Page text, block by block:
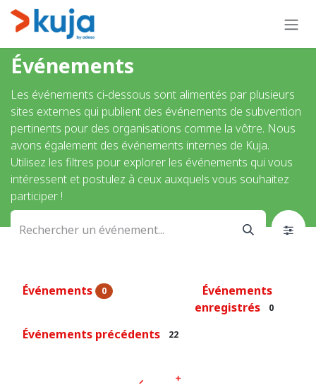
Se rendre au contenu
Événements
Les événements ci-dessous sont alimentés par plusieurs
sites externes qui publient des événements de subvention
pertinents pour des organisations comme la vôtre. Nous
avons également des événements internes de Kuja.
Utilisez les filtres pour explorer les événements qui vous
intéressent et postulez à ceux auxquels vous souhaitez
participer !
Événements 0
Événements
enregistrés
0
Événements précédents 22